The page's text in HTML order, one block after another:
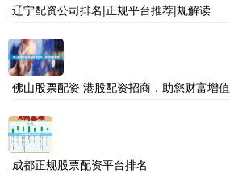
辽宁配资公司排名|正规平台推荐|规解读
佛山股票配资 港股配资招商，助您财富增值
成都正规股票配资平台排名